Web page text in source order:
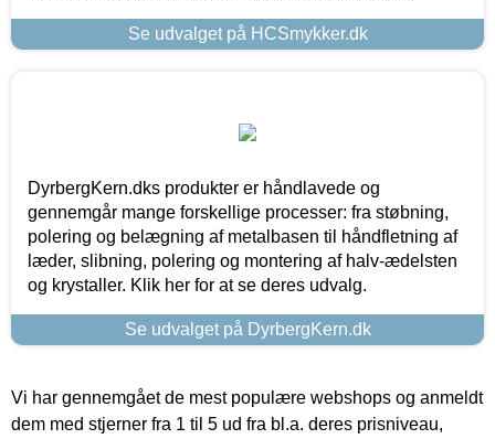
Se udvalget på HCSmykker.dk
DyrbergKern.dks produkter er håndlavede og
gennemgår mange forskellige processer: fra støbning,
polering og belægning af metalbasen til håndfletning af
læder, slibning, polering og montering af halv-ædelsten
og krystaller. Klik her for at se deres udvalg.
Se udvalget på DyrbergKern.dk
Vi har gennemgået de mest populære webshops og anmeldt
dem med stjerner fra 1 til 5 ud fra bl.a. deres prisniveau,